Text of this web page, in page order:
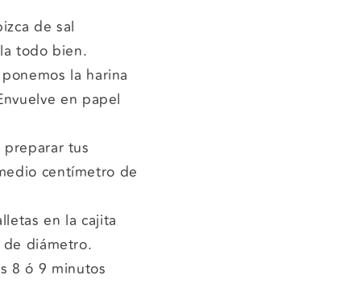
de sal
todo bien.
la harina
en papel
tus
centímetro de
en la cajita
diámetro.
8 ó 9 minutos